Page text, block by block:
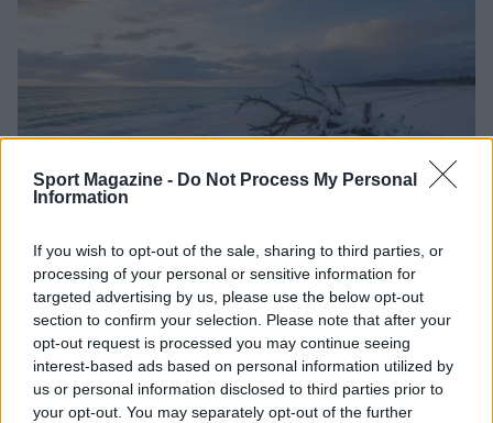
Sport Magazine - Do Not Process My Personal
Information
If you wish to opt-out of the sale, sharing to third parties, or
processing of your personal or sensitive information for
targeted advertising by us, please use the below opt-out
section to confirm your selection. Please note that after your
opt-out request is processed you may continue seeing
interest-based ads based on personal information utilized by
us or personal information disclosed to third parties prior to
your opt-out. You may separately opt-out of the further
Nuova Zelanda: ondata di freddo eccezionale porta
neve a bassa quota
Francesca Lombardi · 4 Ago 2026